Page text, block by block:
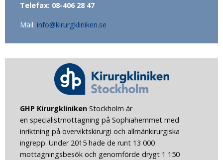
Telefax: 08-406 28 47
Mail: info@kirurgkliniken.se
GHP Kirurgkliniken Stockholm är
en specialistmottagning på Sophiahemmet med
inriktning på överviktskirurgi och allmänkirurgiska
ingrepp. Under 2015 hade de runt 13 000
mottagningsbesök och genomförde drygt 1 150